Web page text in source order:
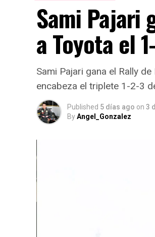
Sami Pajari
a Toyota el
Sami Pajari gana el Rally
encabeza el triplete 1-2-3
Published 5 días ago on 3
ByAngel_Gonzalez